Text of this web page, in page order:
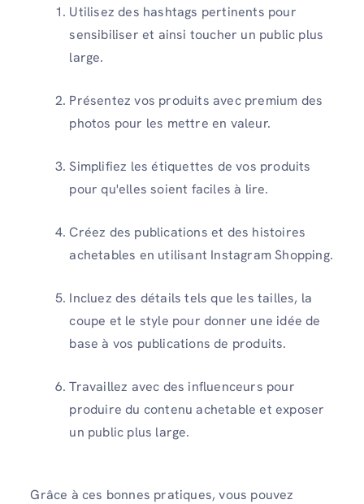
Utilisez des hashtags pertinents pour
sensibiliser et ainsi toucher un public plus
large.
Présentez vos produits avec premium des
photos pour les mettre en valeur.
Simplifiez les étiquettes de vos produits
pour qu'elles soient faciles à lire.
Créez des publications et des histoires
achetables en utilisant Instagram Shopping.
Incluez des détails tels que les tailles, la
coupe et le style pour donner une idée de
base à vos publications de produits.
Travaillez avec des influenceurs pour
produire du contenu achetable et exposer
un public plus large.
Grâce à ces bonnes pratiques, vous pouvez